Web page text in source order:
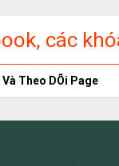
các
Theo DÕi Page